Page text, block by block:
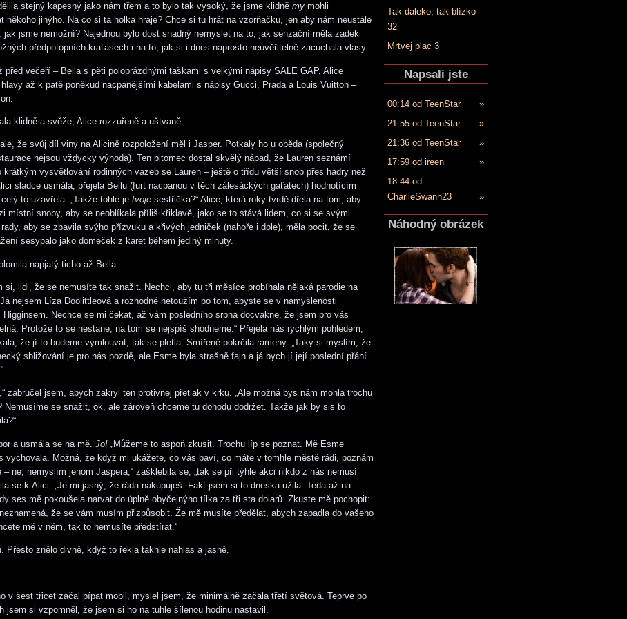
stejný kapesný jako nám třem a to bylo tak vysoký, že jsme klidně my mohli
někoho jinýho. Na co si ta holka hraje? Chce si tu hrát na vzorňačku, jen aby nám neustále
jak jsme nemožní? Najednou bylo dost snadný nemyslet na to, jak senzační měla zadek
předpotopních kraťasech i na to, jak si i dnes naprosto neuvěřitelně zacuchala vlasy.
před večeří – Bella s pěti poloprázdnými taškami s velkými nápisy SALE GAP, Alice
až k patě poněkud nacpanějšími kabelami s nápisy Gucci, Prada a Louis Vuitton –
klidně a svěže, Alice rozzuřeně a uštvaně.
že svůj díl viny na Alicině rozpoložení měl i Jasper. Potkaly ho u oběda (společný
nejsou vždycky výhoda). Ten pitomec dostal skvělý nápad, že Lauren seznámí
krátkým vysvětlování rodinných vazeb se Lauren – ještě o třídu větší snob přes hadry než
sladce usmála, přejela Bellu (furt nacpanou v těch zálesáckých gaťatech) hodnotícím
to uzavřela: „Takže tohle je tvoje sestřička?“ Alice, která roky tvrdě dřela na tom, aby
místní snoby, aby se neoblíkala příliš křiklavě, jako se to stává lidem, co si se svými
aby se zbavila svýho přízvuku a křivých jedniček (nahoře i dole), měla pocit, že se
sesypalo jako domeček z karet během jediný minuty.
napjatý ticho až Bella.
si, lidi, že se nemusíte tak snažit. Nechci, aby tu tři měsíce probíhala nějaká parodie na
nejsem Líza Doolittleová a rozhodně netoužím po tom, abyste se v namyšlenosti
Higginsem. Nechce se mi čekat, až vám posledního srpna docvakne, že jsem pro vás
Protože to se nestane, na tom se nejspíš shodneme.“ Přejela nás rychlým pohledem,
že jí to budeme vymlouvat, tak se pletla. Smířeně pokrčila rameny. „Taky si myslím, že
sbližování je pro nás pozdě, ale Esme byla strašně fajn a já bych jí její poslední přání
zabručel jsem, abych zakryl ten protivnej přetlak v krku. „Ale možná bys nám mohla trochu
Nemusíme se snažit, ok, ale zároveň chceme tu dohodu dodržet. Takže jak by sis to
a usmála se na mě. Jo! „Můžeme to aspoň zkusit. Trochu líp se poznat. Mě Esme
vychovala. Možná, že když mi ukážete, co vás baví, co máte v tomhle městě rádi, poznám
– ne, nemyslím jenom Jaspera,“ zašklebila se, „tak se při týhle akci nikdo z nás nemusí
se k Alici: „Je mi jasný, že ráda nakupuješ. Fakt jsem si to dneska užila. Teda až na
ses mě pokoušela narvat do úplně obyčejnýho tílka za tři sta dolarů. Zkuste mě pochopit:
že se vám musím přizpůsobit. Že mě musíte předělat, abych zapadla do vašeho
mě v něm, tak to nemusíte předstírat.“
Přesto znělo divně, když to řekla takhle nahlas a jasně.
v šest třicet začal pípat mobil, myslel jsem, že minimálně začala třetí světová. Teprve po
jsem si vzpomněl, že jsem si ho na tuhle šílenou hodinu nastavil.
Tak daleko, tak blízko
32
Mrtvej plac 3
Napsali jste
00:14 od TeenStar
»
21:55 od TeenStar
»
21:36 od TeenStar
»
17:59 od ireen
»
18:44 od
CharlieSwann23
»
Náhodný obrázek